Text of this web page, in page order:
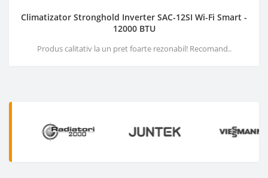
Climatizator Stronghold Inverter SAC-12SI Wi-Fi Smart -
12000 BTU
Produs calitativ la un pret foarte rezonabil! Recomand..